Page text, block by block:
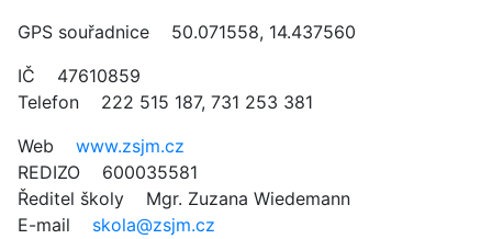
GPS souřadnice 50.071558, 14.437560
IČ 47610859
Telefon 222 515 187, 731 253 381
Web www.zsjm.cz
REDIZO 600035581
Ředitel školy Mgr. Zuzana Wiedemann
E-mail skola@zsjm.cz